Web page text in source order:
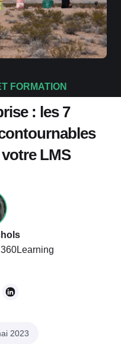
FORMATION
: les 7
LMS
2023